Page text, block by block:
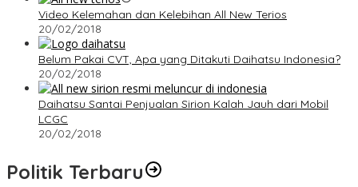
Video Kelemahan dan Kelebihan All New Terios
20/02/2018
Belum Pakai CVT, Apa yang Ditakuti Daihatsu Indonesia?
20/02/2018
Daihatsu Santai Penjualan Sirion Kalah Jauh dari Mobil
LCGC
20/02/2018
Politik Terbaru